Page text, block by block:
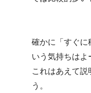
確かに「すぐに
いう気持ちはよ
これはあえて説
う。